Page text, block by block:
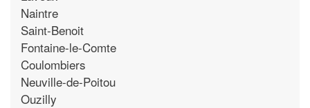
Naintre
Saint-Benoit
Fontaine-le-Comte
Coulombiers
Neuville-de-Poitou
Ouzilly